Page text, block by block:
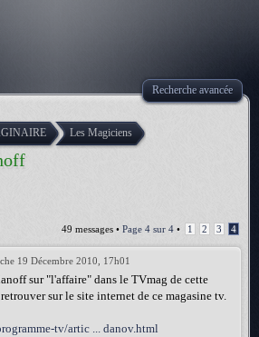
Recherche avancée
Les Magiciens
49 messages • Page 4 sur 4 • 1 2 3 4
19 Décembre 2010, 17h01
sur "l'affaire" dans le TVmag de cette
sur le site internet de ce magasine tv.
tv/artic ... danov.html